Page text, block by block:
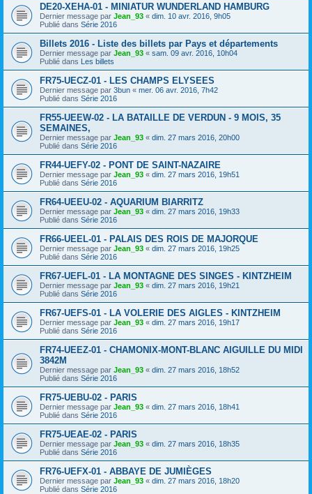
DE20-XEHA-01 - MINIATUR WUNDERLAND HAMBURG
Dernier message par Jean_93 « dim. 10 avr. 2016, 9h05
Publié dans Série 2016
Billets 2016 - Liste des billets par Pays et départements
Dernier message par Jean_93 « sam. 09 avr. 2016, 10h04
Publié dans Les billets
FR75-UECZ-01 - LES CHAMPS ELYSEES
Dernier message par 3bun « mer. 06 avr. 2016, 7h42
Publié dans Série 2016
FR55-UEEW-02 - LA BATAILLE DE VERDUN - 9 MOIS, 35
SEMAINES,
Dernier message par Jean_93 « dim. 27 mars 2016, 20h00
Publié dans Série 2016
FR44-UEFY-02 - PONT DE SAINT-NAZAIRE
Dernier message par Jean_93 « dim. 27 mars 2016, 19h51
Publié dans Série 2016
FR64-UEEU-02 - AQUARIUM BIARRITZ
Dernier message par Jean_93 « dim. 27 mars 2016, 19h33
Publié dans Série 2016
FR66-UEEL-01 - PALAIS DES ROIS DE MAJORQUE
Dernier message par Jean_93 « dim. 27 mars 2016, 19h25
Publié dans Série 2016
FR67-UEFL-01 - LA MONTAGNE DES SINGES - KINTZHEIM
Dernier message par Jean_93 « dim. 27 mars 2016, 19h21
Publié dans Série 2016
FR67-UEFS-01 - LA VOLERIE DES AIGLES - KINTZHEIM
Dernier message par Jean_93 « dim. 27 mars 2016, 19h17
Publié dans Série 2016
FR74-UEEZ-01 - CHAMONIX-MONT-BLANC AIGUILLE DU MIDI
3842M
Dernier message par Jean_93 « dim. 27 mars 2016, 18h52
Publié dans Série 2016
FR75-UEBU-02 - PARIS
Dernier message par Jean_93 « dim. 27 mars 2016, 18h41
Publié dans Série 2016
FR75-UEAE-02 - PARIS
Dernier message par Jean_93 « dim. 27 mars 2016, 18h35
Publié dans Série 2016
FR76-UEFX-01 - ABBAYE DE JUMIÈGES
Dernier message par Jean_93 « dim. 27 mars 2016, 18h20
Publié dans Série 2016